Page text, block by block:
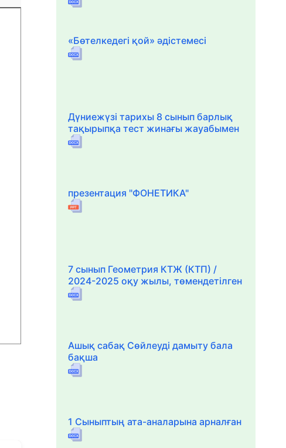
«Бөтелкедегі қой» әдістемесі
Дүниежүзі тарихы 8 сынып барлық
тақырыпқа тест жинағы жауабымен
презентация "ФОНЕТИКА"
7 сынып Геометрия КТЖ (КТП) /
2024-2025 оқу жылы, төмендетілген
Ашық сабақ Сөйлеуді дамыту бала
бақша
1 Сыныптың ата-аналарына арналған